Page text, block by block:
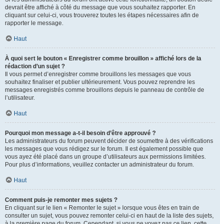
devrait être affiché à côté du message que vous souhaitez rapporter. En
cliquant sur celui-ci, vous trouverez toutes les étapes nécessaires afin de
rapporter le message.
Haut
À quoi sert le bouton « Enregistrer comme brouillon » affiché lors de la
rédaction d’un sujet ?
Il vous permet d’enregistrer comme brouillons les messages que vous
souhaitez finaliser et publier ultérieurement. Vous pouvez reprendre les
messages enregistrés comme brouillons depuis le panneau de contrôle de
l’utilisateur.
Haut
Pourquoi mon message a-t-il besoin d’être approuvé ?
Les administrateurs du forum peuvent décider de soumettre à des vérifications
les messages que vous rédigez sur le forum. Il est également possible que
vous ayez été placé dans un groupe d’utilisateurs aux permissions limitées.
Pour plus d’informations, veuillez contacter un administrateur du forum.
Haut
Comment puis-je remonter mes sujets ?
En cliquant sur le lien « Remonter le sujet » lorsque vous êtes en train de
consulter un sujet, vous pouvez remonter celui-ci en haut de la liste des sujets,